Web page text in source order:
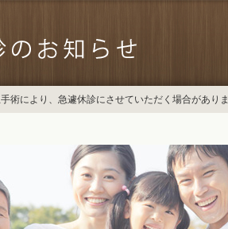
術により、急遽休診にさせていただく場合があり